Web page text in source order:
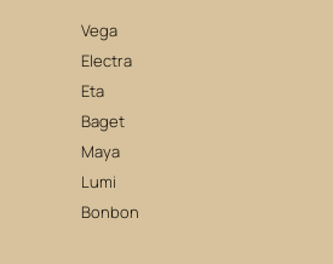
Vega
Electra
Eta
Baget
Maya
Lumi
Bonbon